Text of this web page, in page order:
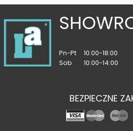
Pn-Pt
10:00-18:00
Sob
10:00-14:00
BEZPIECZNE